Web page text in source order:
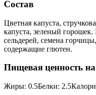
Состав
Цветная капуста,
капуста, зеленый
сельдерей, семена
содержащие глютен.
Пищевая ценность
Жиры: 0.5Белки: 2.5